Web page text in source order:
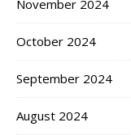
November 2024
October 2024
September 2024
August 2024